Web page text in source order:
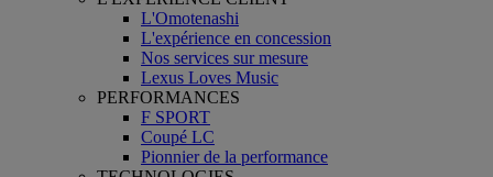
L'Omotenashi
L'expérience en concession
Nos services sur mesure
Lexus Loves Music
PERFORMANCES
F SPORT
Coupé LC
Pionnier de la performance